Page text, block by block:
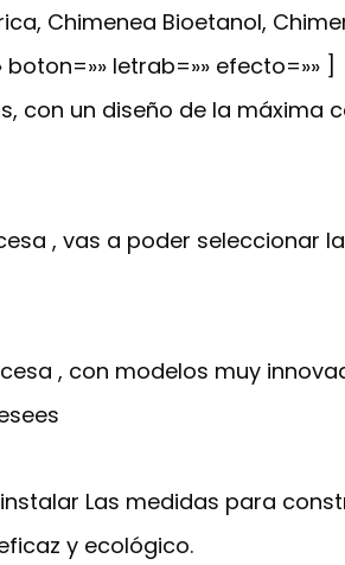
Chimenea Bioetanol,
letrab=»» efecto=»» ]
con un diseño de la máxima
, vas a poder seleccionar
, con modelos muy
Las medidas para
y ecológico.